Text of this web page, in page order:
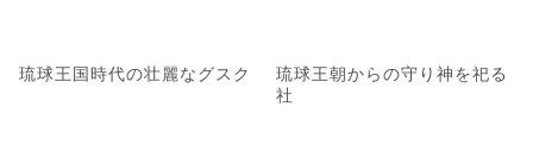
琉球王国時代の壮麗なグスク
琉球王朝からの守り神を祀る
社